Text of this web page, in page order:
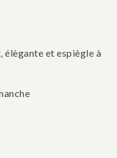
élègante et espiègle à